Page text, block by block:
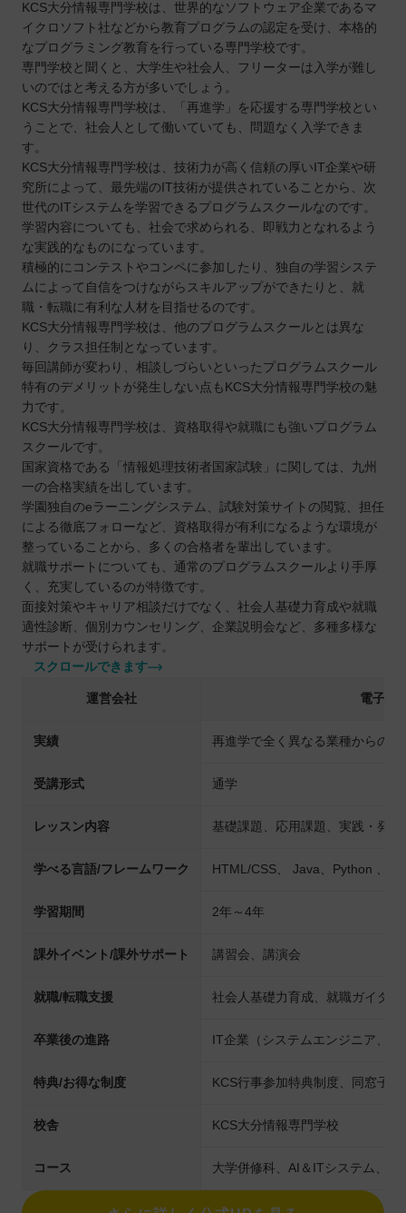
KCS大分情報専門学校は、世界的なソフトウェア企業であるマ
イクロソフト社などから教育プログラムの認定を受け、本格的
なプログラミング教育を行っている専門学校です。
専門学校と聞くと、大学生や社会人、フリーターは入学が難し
いのではと考える方が多いでしょう。
KCS大分情報専門学校は、「再進学」を応援する専門学校とい
うことで、社会人として働いていても、問題なく入学できま
す。
KCS大分情報専門学校は、技術力が高く信頼の厚いIT企業や研
究所によって、最先端のIT技術が提供されていることから、次
世代のITシステムを学習できるプログラムスクールなのです。
学習内容についても、社会で求められる、即戦力となれるよう
な実践的なものになっています。
積極的にコンテストやコンペに参加したり、独自の学習システ
ムによって自信をつけながらスキルアップができたりと、就
職・転職に有利な人材を目指せるのです。
KCS大分情報専門学校は、他のプログラムスクールとは異な
り、クラス担任制となっています。
毎回講師が変わり、相談しづらいといったプログラムスクール
特有のデメリットが発生しない点もKCS大分情報専門学校の魅
力です。
KCS大分情報専門学校は、資格取得や就職にも強いプログラム
スクールです。
国家資格である「情報処理技術者国家試験」に関しては、九州
一の合格実績を出しています。
学園独自のeラーニングシステム、試験対策サイトの閲覧、担任
による徹底フォローなど、資格取得が有利になるような環境が
整っていることから、多くの合格者を輩出しています。
就職サポートについても、通常のプログラムスクールより手厚
く、充実しているのが特徴です。
面接対策やキャリア相談だけでなく、社会人基礎力育成や就職
適性診断、個別カウンセリング、企業説明会など、多種多様な
サポートが受けられます。
スクロールできます
運営会社 電子開
実績 再進学で全く異なる業種からの就
受講形式 通学
レッスン内容 基礎課題、応用課題、実践・発
学べる言語/フレームワーク HTML/CSS、 Java、Python 、C
学習期間 2年～4年
課外イベント/課外サポート 講習会、講演会
就職/転職支援 社会人基礎力育成、就職ガイダ
卒業後の進路 IT企業（システムエンジニア、
特典/お得な制度 KCS行事参加特典制度、同窓子
校舎 KCS大分情報専門学校
コース 大学併修科、AI＆ITシステム、ゲ